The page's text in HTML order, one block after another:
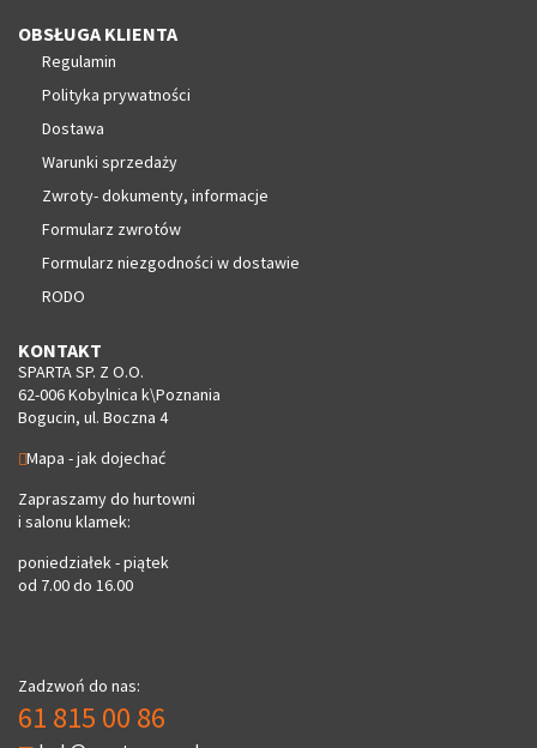
OBSŁUGA KLIENTA
Regulamin
Polityka prywatności
Dostawa
Warunki sprzedaży
Zwroty- dokumenty, informacje
Formularz zwrotów
Formularz niezgodności w dostawie
RODO
KONTAKT
SPARTA SP. Z O.O.
62-006 Kobylnica k\Poznania
Bogucin, ul. Boczna 4
Mapa - jak dojechać
Zapraszamy do hurtowni
i salonu klamek:
poniedziałek - piątek
od 7.00 do 16.00
Zadzwoń do nas:
61 815 00 86